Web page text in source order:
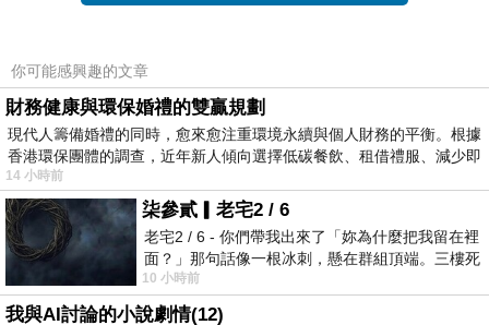
你可能感興趣的文章
財務健康與環保婚禮的雙贏規劃
現代人籌備婚禮的同時，愈來愈注重環境永續與個人財務的平衡。根據
香港環保團體的調查，近年新人傾向選擇低碳餐飲、租借禮服、減少即
14 小時前
柒參貳▎老宅2 / 6
老宅2 / 6 - 你們帶我出來了「妳為什麼把我留在裡
面？」那句話像一根冰刺，懸在群組頂端。三樓死
死盯著照片裡的人。那個人確實站在
10 小時前
我與AI討論的小說劇情(12)